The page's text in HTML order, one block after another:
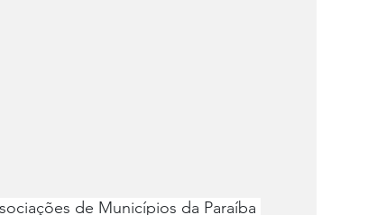
de Municípios da Paraíba